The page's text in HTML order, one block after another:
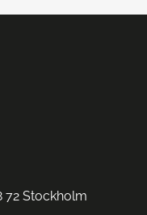
72 Stockholm